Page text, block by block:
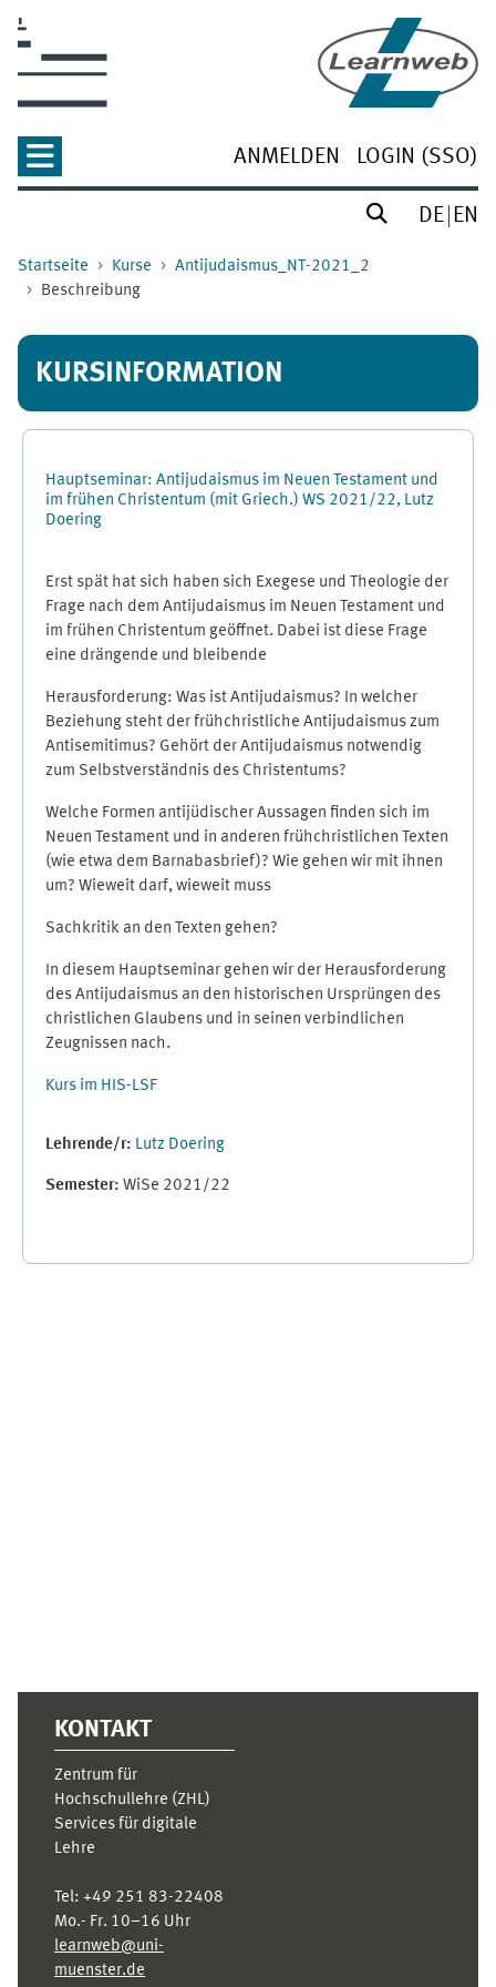
ANMELDEN LOGIN (SSO)
DE EN
Startseite Kurse
Antijudaismus_NT-2021_2
Beschreibung
KURSINFORMATION
Hauptseminar: Antijudaismus im Neuen Testament und
im frühen Christentum (mit Griech.) WS 2021/22, Lutz
Doering
Erst spät hat sich haben sich Exegese und Theologie der
Frage nach dem Antijudaismus im Neuen Testament und
im frühen Christentum geöffnet. Dabei ist diese Frage
eine drängende und bleibende
Herausforderung: Was ist Antijudaismus? In welcher
Beziehung steht der frühchristliche Antijudaismus zum
Antisemitimus? Gehört der Antijudaismus notwendig
zum Selbstverständnis des Christentums?
Welche Formen antijüdischer Aussagen finden sich im
Neuen Testament und in anderen frühchristlichen Texten
(wie etwa dem Barnabasbrief)? Wie gehen wir mit ihnen
um? Wieweit darf, wieweit muss
Sachkritik an den Texten gehen?
In diesem Hauptseminar gehen wir der Herausforderung
des Antijudaismus an den historischen Ursprüngen des
christlichen Glaubens und in seinen verbindlichen
Zeugnissen nach.
Kurs im HIS-LSF
Lehrende/r: Lutz Doering
Semester: WiSe 2021/22
KONTAKT
Zentrum für
Hochschullehre (ZHL)
Services für digitale
Lehre
Tel: +49 251 83-22408
Mo.- Fr. 10–16 Uhr
learnweb@uni-
muenster.de